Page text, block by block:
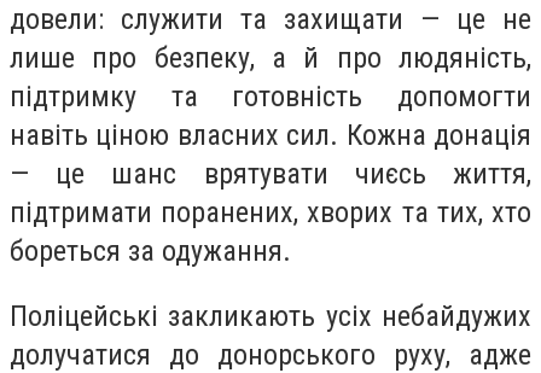
довели: служити та захищати — це не
лише про безпеку, а й про людяність,
підтримку та готовність допомогти
навіть ціною власних сил. Кожна донація
— це шанс врятувати чиєсь життя,
підтримати поранених, хворих та тих, хто
бореться за одужання.
Поліцейські закликають усіх небайдужих
долучатися до донорського руху, адже